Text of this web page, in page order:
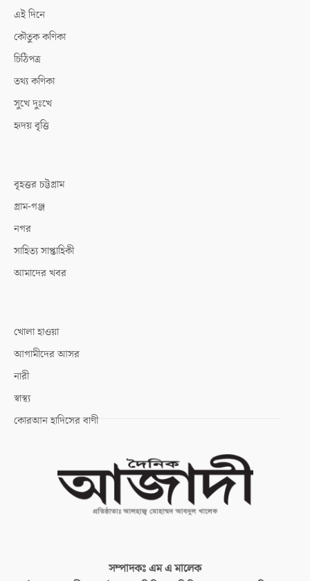
এই দিনে
কৌতুক কণিকা
চিঠিপত্র
তথ্য কণিকা
সুখে দুঃখে
হৃদয় বৃত্তি
বৃহত্তর চট্টগ্রাম
গ্রাম-গঞ্জ
নগর
সাহিত্য সাপ্তাহিকী
আমাদের খবর
খোলা হাওয়া
আগামীদের আসর
নারী
স্বাস্থ্য
কোরআন হাদিসের বাণী
সম্পাদকঃএম এ মালেক